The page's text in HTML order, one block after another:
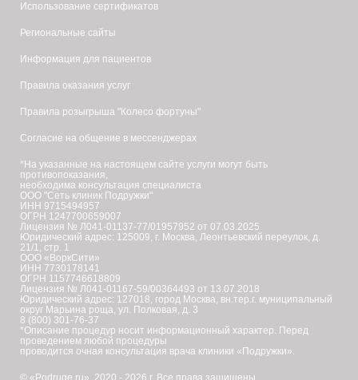
Использование сертификатов
Региональные сайты
Информация для пациентов
Правила оказания услуг
Правила розыгрыша "Колесо фортуны"
Согласие на общение в мессенджерах
*На указанные на настоящем сайте услуги могут быть
противопоказания,
необходима консультация специалиста
ООО "Сеть клиник Подружки"
ИНН 9715494957
ОГРН 1247700659007
Лицензия № Л041-01137-77/01957952 от 07.03.2025
Юридический адрес: 125009, г. Москва, Леонтьевский переулок, д.
21/1, стр. 1
ООО «ВоркСити»
ИНН 7730178141
ОГРН 1157746618809
Лицензия № Л041-01167-59/00364493 от 13.07.2018
Юридический адрес: 127018, город Москва, вн.тер.г. муниципальный
округ Марьина роща, ул. Полковая, д. 3
8 (800) 301-76-37
*Описание процедур носит информационный характер. Перед
проведением любой процедуры
проводится очная консультация врача клиники «Подружки».